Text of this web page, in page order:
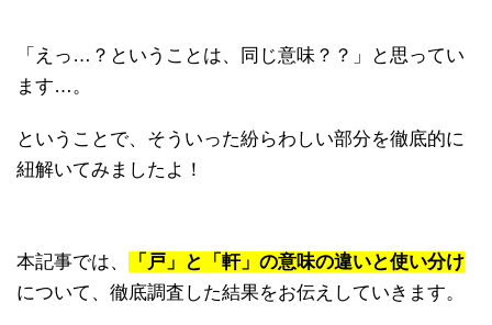
「えっ…？ということは、同じ意味？？」と思ってい
ます…。
ということで、そういった紛らわしい部分を徹底的に
紐解いてみましたよ！
本記事では、
「戸」と「軒」の意味の違いと使い分け
について、徹底調査した結果をお伝えしていきます。